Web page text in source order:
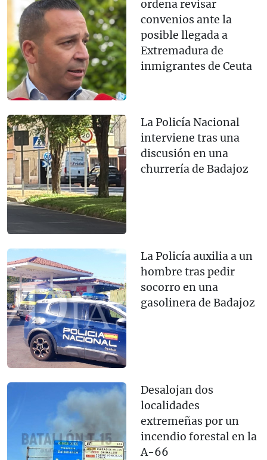
ordena revisar
convenios ante la
posible llegada a
Extremadura de
inmigrantes de Ceuta
La Policía Nacional
interviene tras una
discusión en una
churrería de Badajoz
La Policía auxilia a un
hombre tras pedir
socorro en una
gasolinera de Badajoz
Desalojan dos
localidades
extremeñas por un
incendio forestal en la
A-66